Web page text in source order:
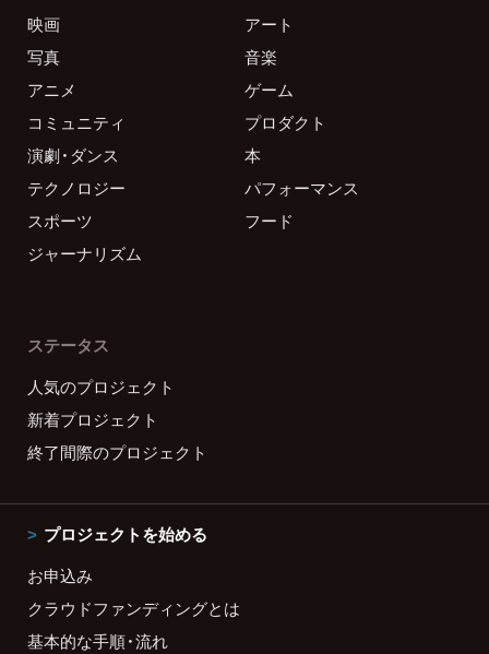
映画
アート
写真
音楽
アニメ
ゲーム
コミュニティ
プロダクト
演劇・ダンス
本
テクノロジー
パフォーマンス
スポーツ
フード
ジャーナリズム
ステータス
人気のプロジェクト
新着プロジェクト
終了間際のプロジェクト
プロジェクトを始める
お申込み
クラウドファンディングとは
基本的な手順・流れ